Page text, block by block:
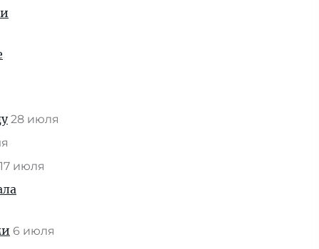
28 июля
17 июля
6 июля